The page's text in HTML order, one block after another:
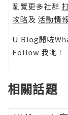
瀏覽更多社群
攻略及 活動情
U Blog開咗
Follow 我哋 ！
相關話題